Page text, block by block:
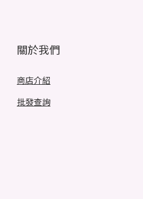
關於我們
商店介紹
批發查詢